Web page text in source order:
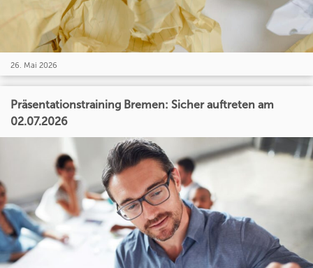
26. Mai 2026
Präsentationstraining Bremen: Sicher auftreten am
02.07.2026